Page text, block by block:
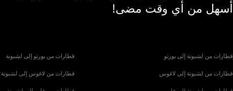
أسهل من أي وقت مضى!
قطارات من لشبونة إلى بورتو قطارات من بورتو إلى لشبونة
قطارات من لشبونة إلى لاغوس قطارات من لاغوس إلى لشبونة